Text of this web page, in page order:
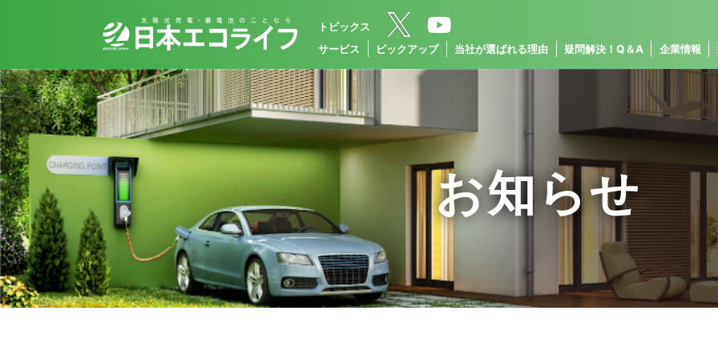
トピックス
サービス
ピックアップ 当社が選ばれる理由 疑問解決！Q＆A 企業情報
お知らせ